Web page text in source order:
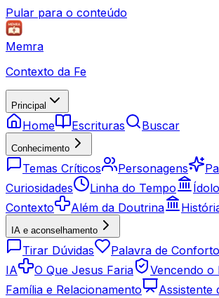
Pular para o conteúdo
Memra
Contexto da Fe
Principal
Home Escrituras Buscar
Conhecimento
Temas Críticos Personagens
Curiosidades
Linha do Tempo
Contexto
Além da Doutrina
IA e aconselhamento
Tirar Dúvidas Palavra de Conforto
IA
O Que Jesus Faria
Vencendo o
Família e Relacionamento
Assistente